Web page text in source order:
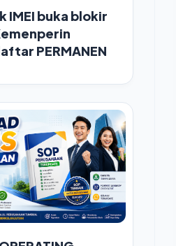
IMEI buka blokir
PERMANEN